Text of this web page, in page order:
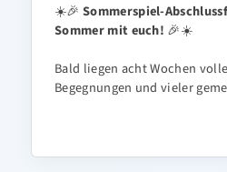
☀️🎉 Sommerspiel-
Sommer mit euch! 🎉☀️
Bald liegen acht Wochen
Begegnungen und vieler